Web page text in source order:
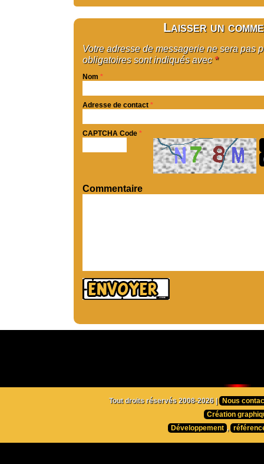
Laisser un
Votre adresse de messagerie ne sera pas
obligatoires sont indiqués avec *
Nom *
Adresse de contact *
CAPTCHA Code *
Commentaire
Tout droits réservés 2008-2026 |
Nous
Création
Développement ,